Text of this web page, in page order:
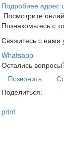
Подробнее адрес
Посмотрите
Познакомьтесь с
Свяжитесь с
Whatsapp
Остались
Позвонить
Поделиться:
print